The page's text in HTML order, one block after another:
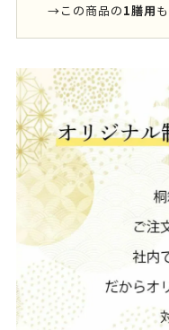
→この商品の1膳用